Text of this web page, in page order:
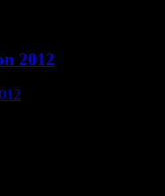
2012